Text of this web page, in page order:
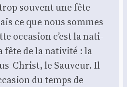
sou­vent une fête
ce que nous sommes
occa­sion c’est la nati­
fête de la nati­vi­té : la
Christ, le Sau­veur. Il
du temps de